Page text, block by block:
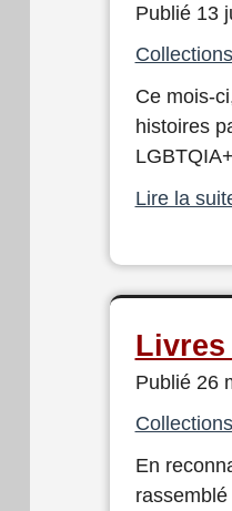
Publié 13
Collections
Ce mois-
histoires
Lire la
Publié 26
Collections
En